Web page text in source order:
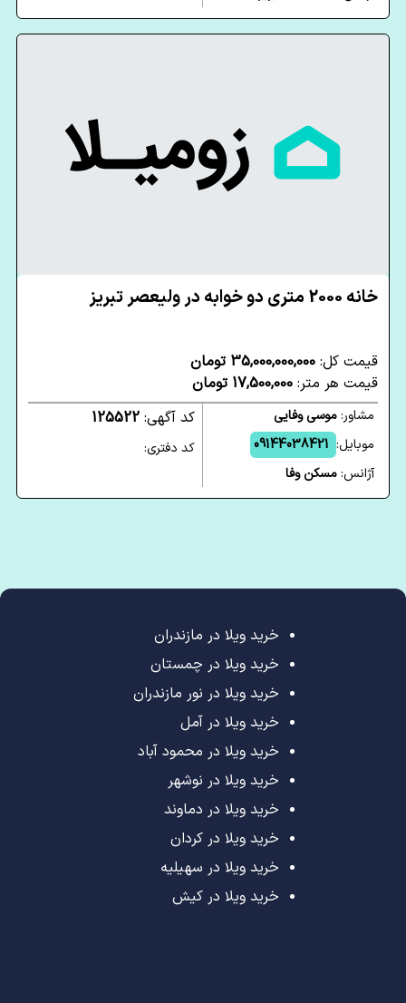
خانه 2000 متری دو خوابه در ولیعصر تبریز
قیمت کل: 35,000,000,000 تومان
قیمت هر متر: 17,500,000 تومان
مشاور:موسی وفایی
موبایل: 09144038421
آژانس:مسکن وفا
کد آگهی: 125522
کد دفتری:
خرید ویلا در مازندران
خرید ویلا در چمستان
خرید ویلا در نور مازندران
خرید ویلا در آمل
خرید ویلا در محمود آباد
خرید ویلا در نوشهر
خرید ویلا در دماوند
خرید ویلا در کردان
خرید ویلا در سهیلیه
خرید ویلا در کیش